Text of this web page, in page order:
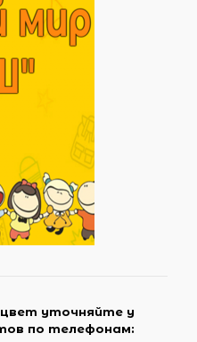
уточняйте у
по телефонам: